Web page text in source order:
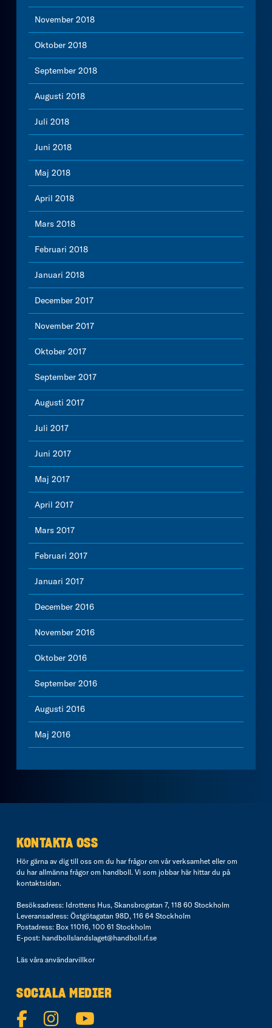
November 2018
Oktober 2018
September 2018
Augusti 2018
Juli 2018
Juni 2018
Maj 2018
April 2018
Mars 2018
Februari 2018
Januari 2018
December 2017
November 2017
Oktober 2017
September 2017
Augusti 2017
Juli 2017
Juni 2017
Maj 2017
April 2017
Mars 2017
Februari 2017
Januari 2017
December 2016
November 2016
Oktober 2016
September 2016
Augusti 2016
Maj 2016
KONTAKTA OSS
Hör gärna av dig till oss om du har frågor om vår verksamhet eller om
du har allmänna frågor om handboll. Vi som jobbar här hittar du på
kontaktsidan.
Besöksadress: Idrottens Hus, Skansbrogatan 7, 118 60 Stockholm
Leveransadress: Östgötagatan 98D, 116 64 Stockholm
Postadress: Box 11016, 100 61 Stockholm
E-post: handbollslandslaget@handboll.rf.se
Läs våra användarvillkor
SOCIALA MEDIER